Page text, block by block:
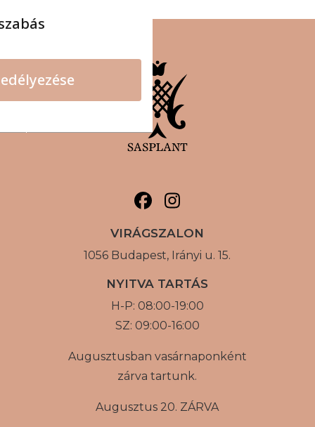
VIRÁGSZALON
1056 Budapest, Irányi u. 15.
NYITVA TARTÁS
H-P: 08:00-19:00
SZ: 09:00-16:00
Augusztusban vasárnaponként
zárva tartunk.
Augusztus 20. ZÁRVA